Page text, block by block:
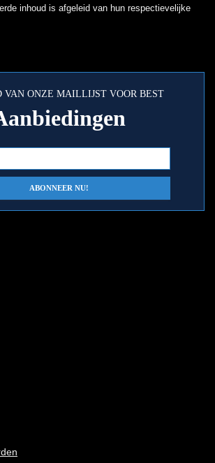
inhoud is afgeleid van hun respectievelijke
VAN ONZE MAILLIJST VOOR BEST